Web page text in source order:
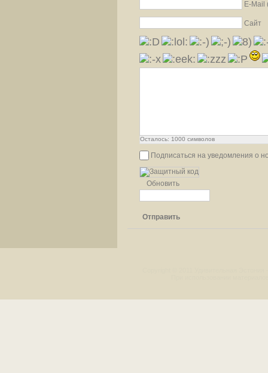
E-Mail
Сайт
Осталось: 1000 символов
Подписаться на уведомления о
Обновить
Отправить